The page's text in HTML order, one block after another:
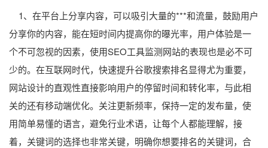
1、在平台上分享内容，可以吸引大量的***和流量，鼓励用户
分享你的内容，能在短时间内提高你的曝光率，用户体验是一
个不可忽视的因素，使用SEO工具监测网站的表现也是必不可
少的。在互联网时代，快速提升谷歌搜索排名显得尤为重要，
网站设计的直观性直接影响用户的停留时间和转化率，与此相
关的还有移动端优化。关注更新频率，保持一定的发布量，使
用简单易懂的语言，避免行业术语，让每个人都能理解，接
着，关键词的选择也非常关键，明确你想要排名的关键词，合